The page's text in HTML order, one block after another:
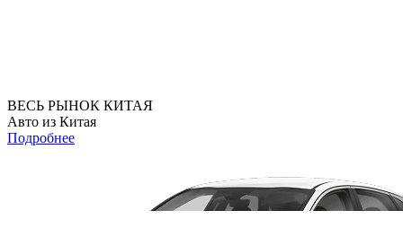
ВЕСЬ РЫНОК КИТАЯ
Авто из Китая
Подробнее